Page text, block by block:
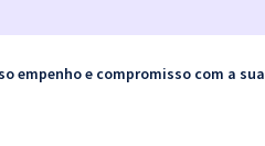
empenho e compromisso com a sua